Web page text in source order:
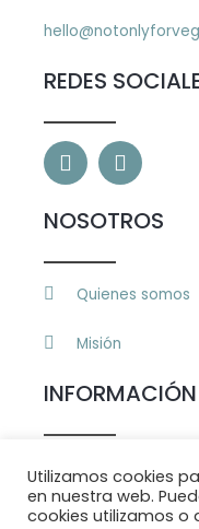
REDES
F
a
c
e
b
o
I
n
s
t
a
a
NOSOTROS
Quienes somos
Misión
INFORMACIÓN
Politica de
Aviso Legal
Utilizamos cookies
en nuestra web.
cookies utilizamos o